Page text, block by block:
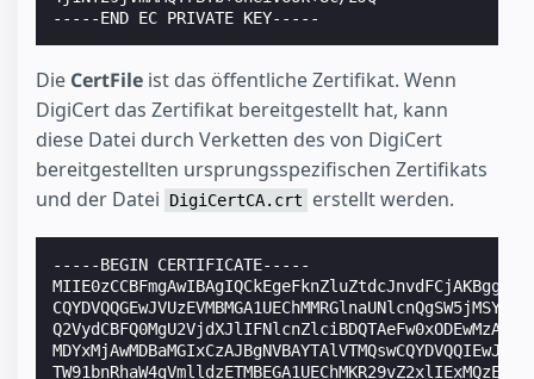
-----END EC PRIVATE KEY-----
Die CertFile ist das öffentliche Zertifikat. Wenn
DigiCert das Zertifikat bereitgestellt hat, kann
diese Datei durch Verketten des von DigiCert
bereitgestellten ursprungsspezifischen Zertifikats
und der Datei
DigiCertCA.crt erstellt werden.
-----BEGIN CERTIFICATE-----